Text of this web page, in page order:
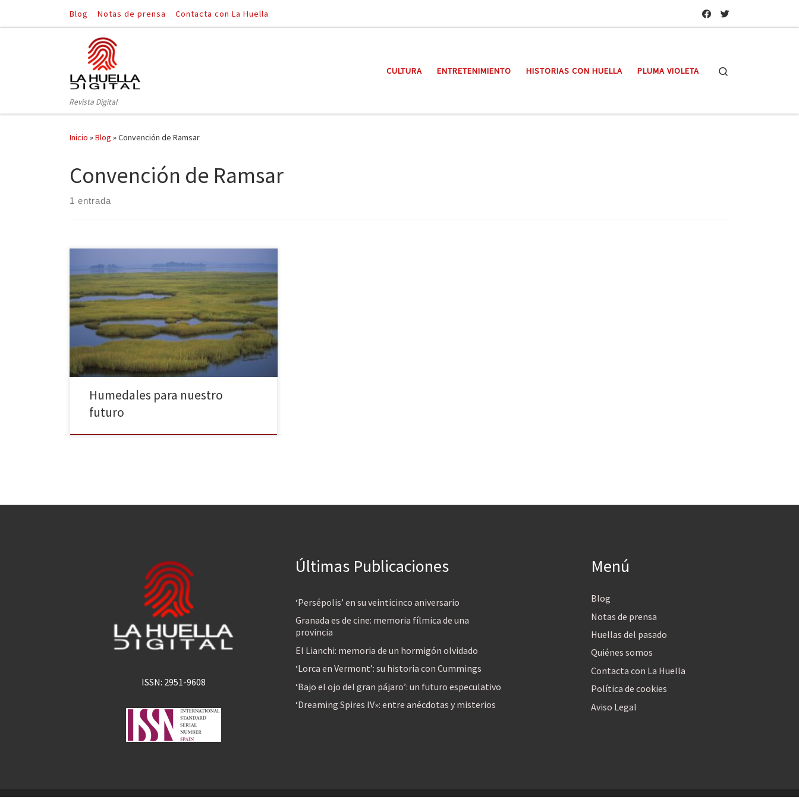
Saltar al contenido
Blog Notas de prensa Contacta con La Huella
Revista Digital
CULTURA ENTRETENIMIENTO HISTORIAS CON HUELLA PLUMA VIOLETA
Inicio »Blog »Convención de Ramsar
Convención de Ramsar
1 entrada
El 2 de febrero se celebra el Día Mundial de los
Humedales, que este año se enmarca bajo el lema
«Humedales para nuestro futuro». Se desarrollarán
multitud de actividades y actos conmemorativos de
estos ecosistemas, siendo los más frágiles y complejos
de la Tierra. La Convención de los Humedales tuvo
[…]
Humedales para nuestro
futuro
ISSN: 2951-9608
Últimas Publicaciones
‘Persépolis’ en su veinticinco aniversario
Granada es de cine: memoria fílmica de una
provincia
El Lianchi: memoria de un hormigón olvidado
‘Lorca en Vermont’: su historia con Cummings
‘Bajo el ojo del gran pájaro’: un futuro especulativo
‘Dreaming Spires IV»: entre anécdotas y misterios
Menú
Blog
Notas de prensa
Huellas del pasado
Quiénes somos
Contacta con La Huella
Política de cookies
Aviso Legal